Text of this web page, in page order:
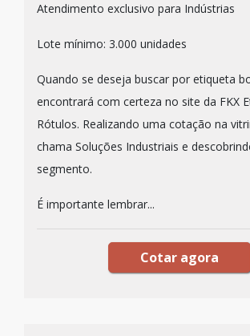
Atendimento exclusivo para Indústrias
Lote mínimo: 3.000 unidades
Quando se deseja buscar por etiqueta
encontrará com certeza no site da FKX
Rótulos. Realizando uma cotação na
chama Soluções Industriais e
segmento.
É importante lembrar...
Cotar agora